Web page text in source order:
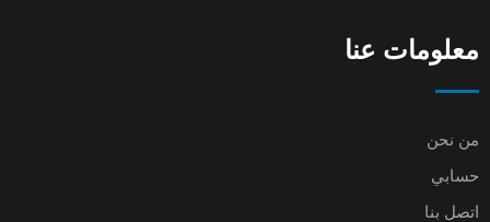
معلومات عنا
من نحن
حسابي
اتصل بنا